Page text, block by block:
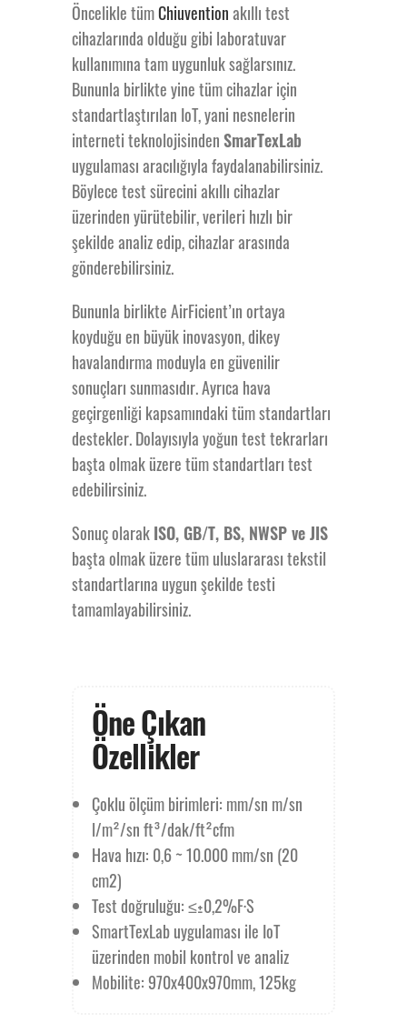
Öncelikle tümChiuventionakıllı test
cihazlarında olduğu gibi laboratuvar
kullanımına tam uygunluk sağlarsınız.
Bununla birlikte yine tüm cihazlar için
standartlaştırılan IoT, yani nesnelerin
interneti teknolojisindenSmarTexLab
uygulaması aracılığıyla faydalanabilirsiniz.
Böylece test sürecini akıllı cihazlar
üzerinden yürütebilir, verileri hızlı bir
şekilde analiz edip, cihazlar arasında
gönderebilirsiniz.
Bununla birlikte AirFicient’ın ortaya
koyduğu en büyük inovasyon, dikey
havalandırma moduyla en güvenilir
sonuçları sunmasıdır. Ayrıca hava
geçirgenliği kapsamındaki tüm standartları
destekler. Dolayısıyla yoğun test tekrarları
başta olmak üzere tüm standartları test
edebilirsiniz.
Sonuç olarakISO, GB/T, BS, NWSP ve JIS
başta olmak üzere tüm uluslararası tekstil
standartlarına uygun şekilde testi
tamamlayabilirsiniz.
Öne Çıkan
Özellikler
Çoklu ölçüm birimleri: mm/sn m/sn
l/m²/sn ft³/dak/ft²cfm
Hava hızı: 0,6 ~ 10.000 mm/sn (20
cm2)
Test doğruluğu: ≤±0,2%F·S
SmartTexLab uygulaması ile IoT
üzerinden mobil kontrol ve analiz
Mobilite: 970x400x970mm, 125kg